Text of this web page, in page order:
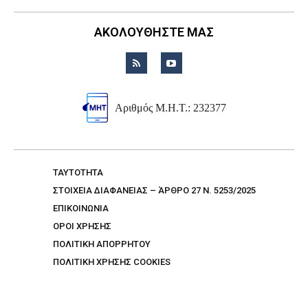
ΑΚΟΛΟΥΘΗΣΤΕ ΜΑΣ
Αριθμός Μ.Η.Τ.: 232377
TAYTOTHTA
ΣΤΟΙΧΕΙΑ ΔΙΑΦΑΝΕΙΑΣ – ΆΡΘΡΟ 27 Ν. 5253/2025
ΕΠΙΚΟΙΝΩΝΙΑ
ΟΡΟΙ ΧΡΗΣΗΣ
ΠΟΛΙΤΙΚΗ ΑΠΟΡΡΗΤΟΥ
ΠΟΛΙΤΙΚΗ ΧΡΗΣΗΣ COOKIES